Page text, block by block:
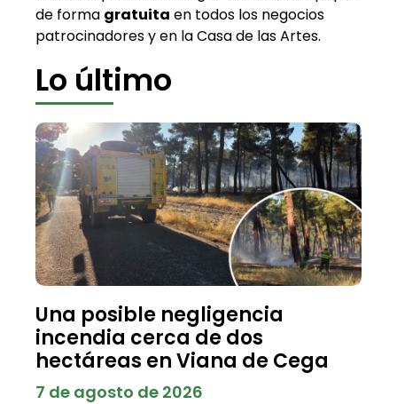
de forma gratuita en todos los negocios
patrocinadores y en la Casa de las Artes.
Lo último
Una posible negligencia
incendia cerca de dos
hectáreas en Viana de Cega
7 de agosto de 2026